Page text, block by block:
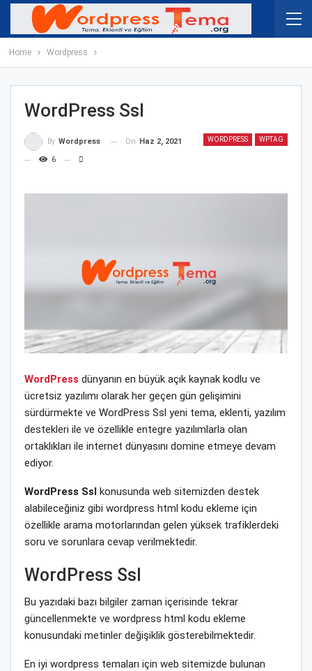
Home Wordpress
WordPress Ssl
WORDPRESS WPTAG
By Wordpress On Haz 2, 2021
6
WordPress dünyanın en büyük açık kaynak kodlu ve
ücretsiz yazılımı olarak her geçen gün gelişimini
sürdürmekte ve WordPress Ssl yeni tema, eklenti, yazılım
destekleri ile ve özellikle entegre yazılımlarla olan
ortaklıkları ile internet dünyasını domine etmeye devam
ediyor.
WordPress Ssl konusunda web sitemizden destek
alabileceğiniz gibi wordpress html kodu ekleme için
özellikle arama motorlarından gelen yüksek trafiklerdeki
soru ve sorunlara cevap verilmektedir.
WordPress Ssl
Bu yazıdaki bazı bilgiler zaman içerisinde tekrar
güncellenmekte ve wordpress html kodu ekleme
konusundaki metinler değişiklik gösterebilmektedir.
En iyi wordpress temaları için web sitemizde bulunan